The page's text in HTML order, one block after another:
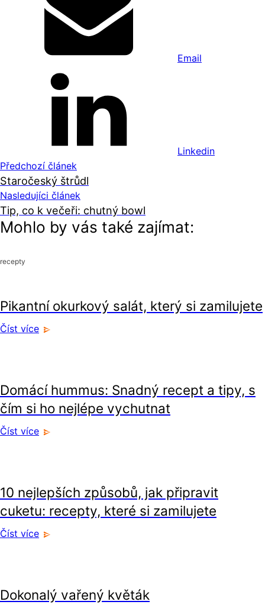
Email
Linkedin
Předchozí článek
Staročeský štrůdl
Nasledujíci článek
Tip, co k večeři: chutný bowl
Mohlo by vás také zajímat:
recepty
Pikantní okurkový salát, který si zamilujete
Číst více
Domácí hummus: Snadný recept a tipy, s
čím si ho nejlépe vychutnat
Číst více
10 nejlepších způsobů, jak připravit
cuketu: recepty, které si zamilujete
Číst více
Dokonalý vařený květák